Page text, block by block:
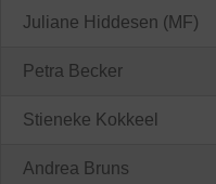
Juliane Hiddesen (MF)
Petra Becker
Stieneke Kokkeel
Andrea Bruns